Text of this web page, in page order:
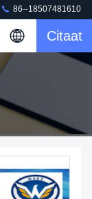
86--18507481610
Citaat